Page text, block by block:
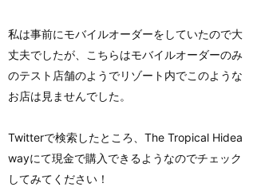
私は事前にモバイルオーダーをしていたので大
丈夫でしたが、こちらはモバイルオーダーのみ
のテスト店舗のようでリゾート内でこのような
お店は見ませんでした。
Twitterで検索したところ、The Tropical Hidea
wayにて現金で購入できるようなのでチェック
してみてください！